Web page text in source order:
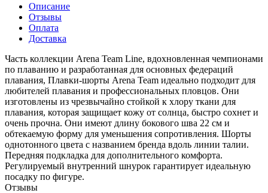
Описание
Отзывы
Оплата
Доставка
Часть коллекции Arena Team Line, вдохновленная чемпионами
по плаванию и разработанная для основных федераций
плавания, Плавки-шорты Arena Team идеально подходит для
любителей плавания и профессиональных пловцов. Они
изготовлены из чрезвычайно стойкой к хлору ткани для
плавания, которая защищает кожу от солнца, быстро сохнет и
очень прочна. Они имеют длину бокового шва 22 см и
обтекаемую форму для уменьшения сопротивления. Шорты
однотонного цвета с названием бренда вдоль линии талии.
Передняя подкладка для дополнительного комфорта.
Регулируемый внутренний шнурок гарантирует идеальную
посадку по фигуре.
Отзывы